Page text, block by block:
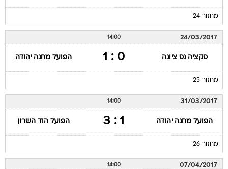
מחזור 24
24/03/2017
14:00
סקציה נס ציונה 0 : 1 הפועל מחנה יהודה
מחזור 25
31/03/2017
14:00
הפועל מחנה יהודה 1 : 3 הפועל הוד השרון
מחזור 26
07/04/2017
14:00